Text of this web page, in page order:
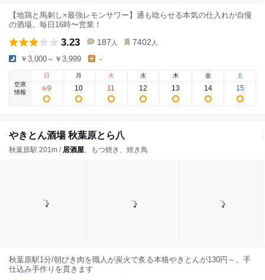
【地鶏と馬刺し×最強レモンサワー】通も唸らせる本気の仕入れが自慢
の酒場。毎日16時〜営業！
3.23 187 人 7402 人
￥3,000～￥3,999 -
空席
情報
日
8/9
月
10
火
11
水
12
木
13
金
14
土
15
やきとん酒場 秋葉原とら八
秋葉原駅 201m / 居酒屋、もつ焼き、焼き鳥
秋葉原駅1分/朝びき肉を職人が炭火で炙る本格やきとんが130円～。手
仕込み手作りを貫きます